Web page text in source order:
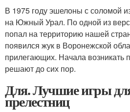
В 1975 году эшелоны с соломой
на Южный Урал. По одной из
попал на территорию нашей
появился жук в Воронежской
прилегающих. Начала возникать
решают до сих пор.
Для. Лучшие игры
прелестниц